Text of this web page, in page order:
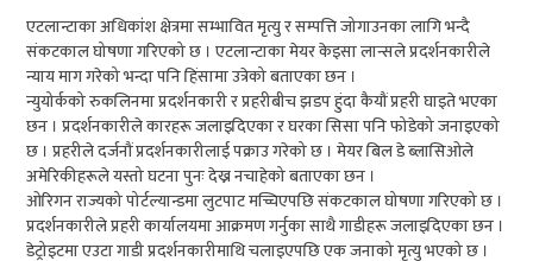
एटलान्टाका अधिकांश क्षेत्रमा सम्भावित मृत्यु र सम्पत्ति जोगाउनका लागि भन्दै
संकटकाल घोषणा गरिएको छ । एटलान्टाका मेयर केइसा लान्सले प्रदर्शनकारीले
न्याय माग गरेको भन्दा पनि हिंसामा उत्रेको बताएका छन ।
न्युयोर्कको रुकलिनमा प्रदर्शनकारी र प्रहरीबीच झडप हुंदा कैयौं प्रहरी घाइते भएका
छन । प्रदर्शनकारीले कारहरू जलाइदिएका र घरका सिसा पनि फोडेको जनाइएको
छ । प्रहरीले दर्जनौं प्रदर्शनकारीलाई पक्राउ गरेको छ । मेयर बिल डे ब्लासिओले
अमेरिकीहरूले यस्तो घटना पुनः देख्न नचाहेको बताएका छन ।
ओरिगन राज्यको पोर्टल्यान्डमा लुटपाट मच्चिएपछि संकटकाल घोषणा गरिएको छ ।
प्रदर्शनकारीले प्रहरी कार्यालयमा आक्रमण गर्नुका साथै गाडीहरू जलाइदिएका छन ।
डेट्रोइटमा एउटा गाडी प्रदर्शनकारीमाथि चलाइएपछि एक जनाको मृत्यु भएको छ ।